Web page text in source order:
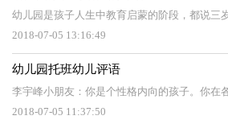
幼儿园是孩子人生中教育启蒙的阶段，都说三
2018-07-05 13:16:49
幼儿园托班幼儿评语
李宇峰小朋友：你是个性格内向的孩子。你在
2018-07-05 11:37:50